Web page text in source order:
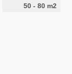
50 - 80 m2